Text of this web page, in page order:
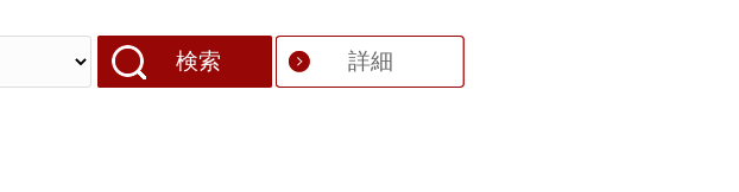
検索 詳細